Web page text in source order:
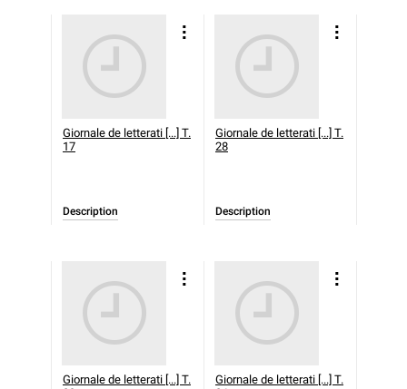
Giornale de letterati [...] T.
17
Description
Giornale de letterati [...] T.
28
Description
Giornale de letterati [...] T.
Giornale de letterati [...] T.